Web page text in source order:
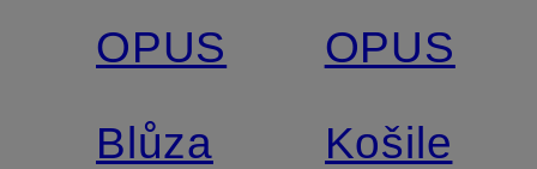
OPUS
Blůza
OPUS
Košile